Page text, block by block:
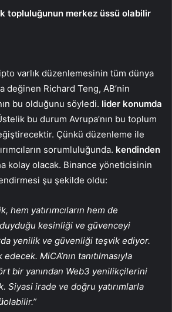
topluluğunun merkez üssü olabilir
varlık düzenlemesinin tüm dünya
değinen Richard Teng, AB’nin
bu olduğunu söyledi. lider konumda
bu durum Avrupa’nın bu toplum
Çünkü düzenleme ile
sorumluluğunda. kendinden
kolay olacak. Binance yöneticisinin
şu şekilde oldu:
hem yatırımcıların hem de
kesinliği ve güvenceyi
yenilik ve güvenliği teşvik ediyor.
MiCA’nın tanıtılmasıyla
bir yanından Web3 yenilikçilerini
Siyasi irade ve doğru yatırımlarla
olabilir.”